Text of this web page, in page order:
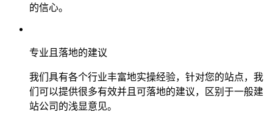
的信心。
专业且落地的建议
我们具有各个行业丰富地实操经验，针对您的站点，我
们可以提供很多有效并且可落地的建议，区别于一般建
站公司的浅显意见。